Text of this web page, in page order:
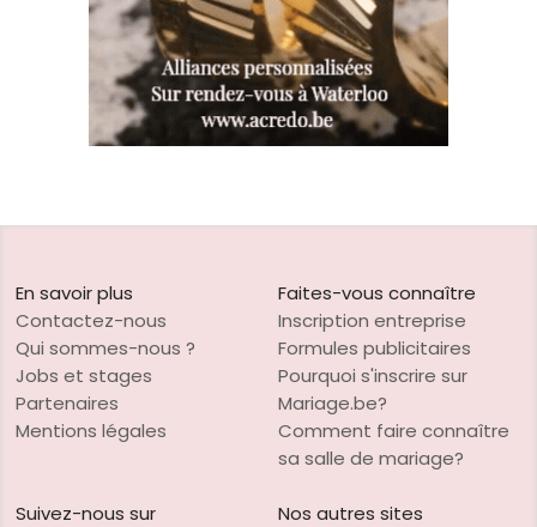
En savoir plus
Contactez-nous
Qui sommes-nous ?
Jobs et stages
Partenaires
Mentions légales
Faites-vous connaître
Inscription entreprise
Formules publicitaires
Pourquoi s'inscrire sur
Mariage.be?
Comment faire connaître
sa salle de mariage?
Suivez-nous sur Nos autres sites